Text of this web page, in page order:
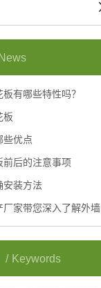
News
有哪些特性吗？
板
些优点
前后的注意事项
安装方法
您深入了解外墙装饰板的应用
Keywords